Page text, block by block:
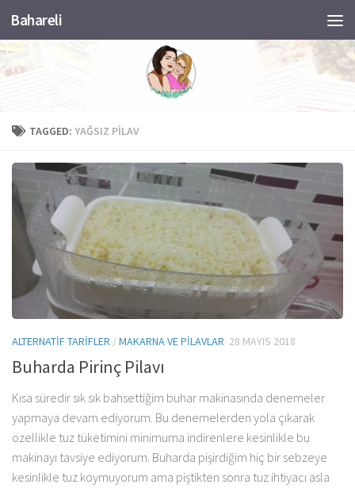
Skip to content
Bahareli
TAGGED: YAĞSIZ PILAV
ALTERNATIF TARIFLER /MAKARNA VE PILAVLAR 28 MAYIS 2018
Buharda Pirinç Pilavı
Kısa süredir sık sık bahsettiğim buhar makinasında denemeler
yapmaya devam ediyorum. Bu denemelerden yola çıkarak
özellikle tuz tüketimini minimuma indirenlere kesinlikle bu
makinayı tavsiye ediyorum. Buharda pişirdiğim hiç bir sebzeye
kesinlikle tuz koymuyorum ama piştikten sonra tuz ihtiyacı asla